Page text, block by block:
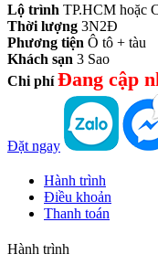
Lộ trình TP.HCM hoặc
Thời lượng 3N2Đ
Phương tiện Ô tô + tàu
Khách sạn 3 Sao
Chi phí Đang cập
Đặt ngay
Hành trình
Điều khoản
Thanh toán
Hành trình